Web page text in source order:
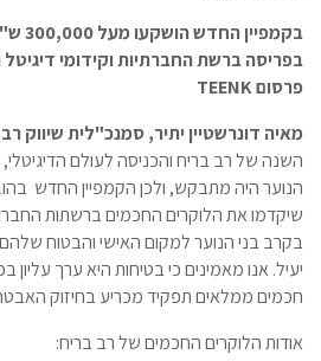
בפריסה ברשת החברתיות וקידומי
פרסום TEENK
מאיה דונרשטיין יתיר, סמנכ"לית שיווק
השנה של רב בריח והכניסה לעולם
הנוער היה מתבקש, ולכן הקמפיין החדש
שיקדמו את הלוקרים החכמים ברשתות
בקרב בני הנוער למקום האישי והבטוח
יעיל. אנו מאמינים כי בטיחות היא ערך עליון
חכמים ממלאים תפקיד מכריע בחיזוק
אודות הלוקרים החכמים של רב בריח: